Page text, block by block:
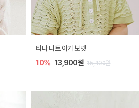
티나 니트 아기 보넷
10% 13,900원 15,400원